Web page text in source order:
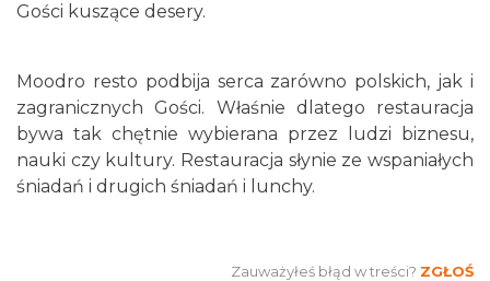
Gości kuszące desery.
Moodro resto podbija serca zarówno polskich, jak i
zagranicznych Gości. Właśnie dlatego restauracja
bywa tak chętnie wybierana przez ludzi biznesu,
nauki czy kultury. Restauracja słynie ze wspaniałych
śniadań i drugich śniadań i lunchy.
Zauważyłeś błąd w treści? ZGŁOŚ